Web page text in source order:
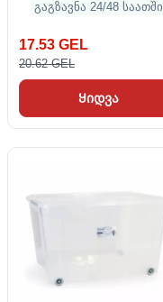
გაგზავნა 24/48 საათში
17.53 GEL
20.62 GEL
Ყიდვა